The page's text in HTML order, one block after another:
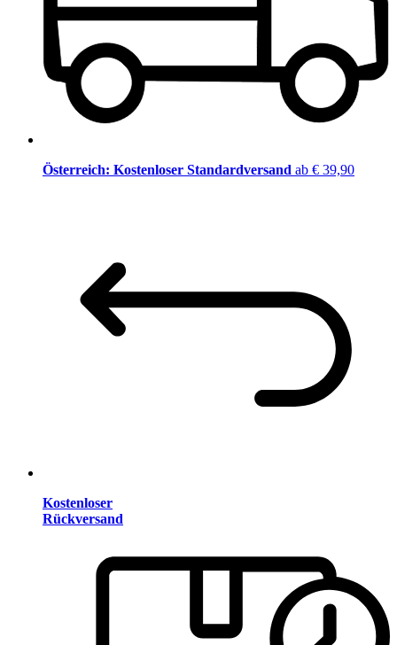
Österreich: Kostenloser Standardversand ab € 39,90
Kostenloser
Rückversand